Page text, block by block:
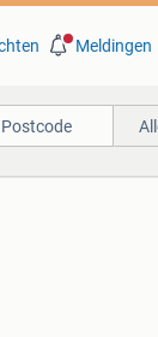
Meldingen